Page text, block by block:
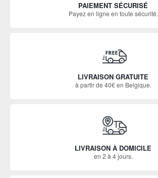
PAIEMENT SÉCURISÉ
Payez en ligne en toute sécurité.
LIVRAISON GRATUITE
à partir de 40€ en Belgique.
LIVRAISON À DOMICILE
en 2 à 4 jours.